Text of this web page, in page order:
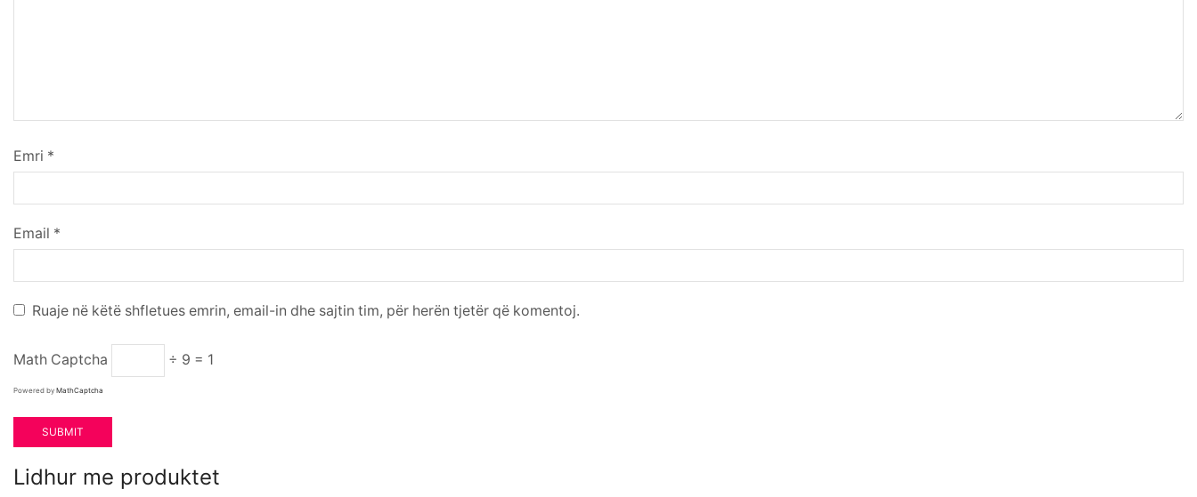
Emri *
Email *
Ruaje në këtë shfletues emrin, email-in dhe sajtin tim, për herën tjetër që komentoj.
Math Captcha ÷ 9 = 1
Powered by MathCaptcha
Lidhur me produktet